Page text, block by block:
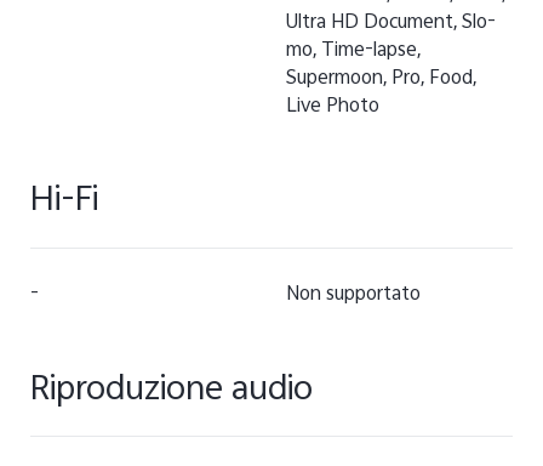
Ultra HD Document, Slo-
mo, Time-lapse,
Supermoon, Pro, Food,
Live Photo
Hi-Fi
- Non supportato
Riproduzione audio